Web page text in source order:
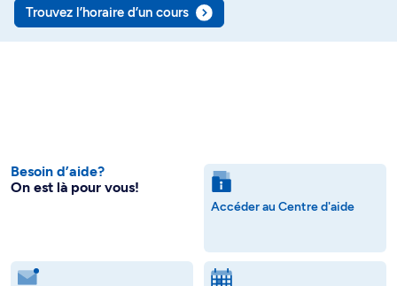
Trouvez l’horaire d’un cours
Besoin d’aide?
On est là pour vous!
Accéder au Centre d'aide